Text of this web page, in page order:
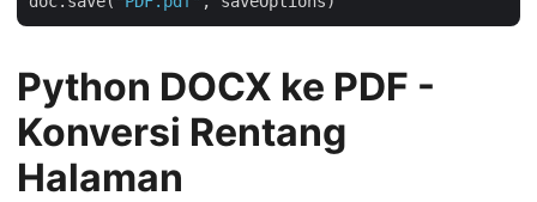
Python DOCX ke PDF -
Konversi Rentang
Halaman